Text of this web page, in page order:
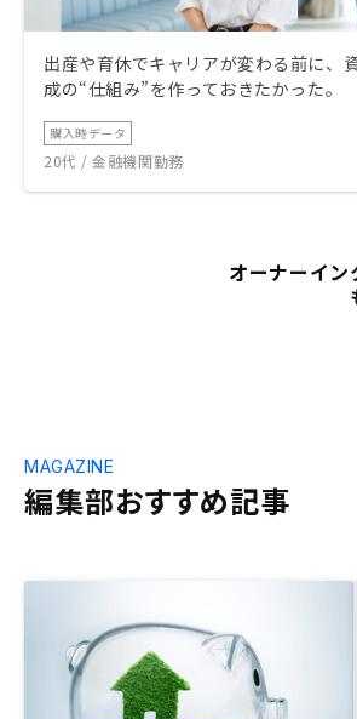
出産や育休でキャリアが変わる前に、
成の“仕組み”を作っておきたかった。
購入時データ
20代 / 金融機関勤務
オーナーイン
編集部おすすめ記事
MAGAZINE